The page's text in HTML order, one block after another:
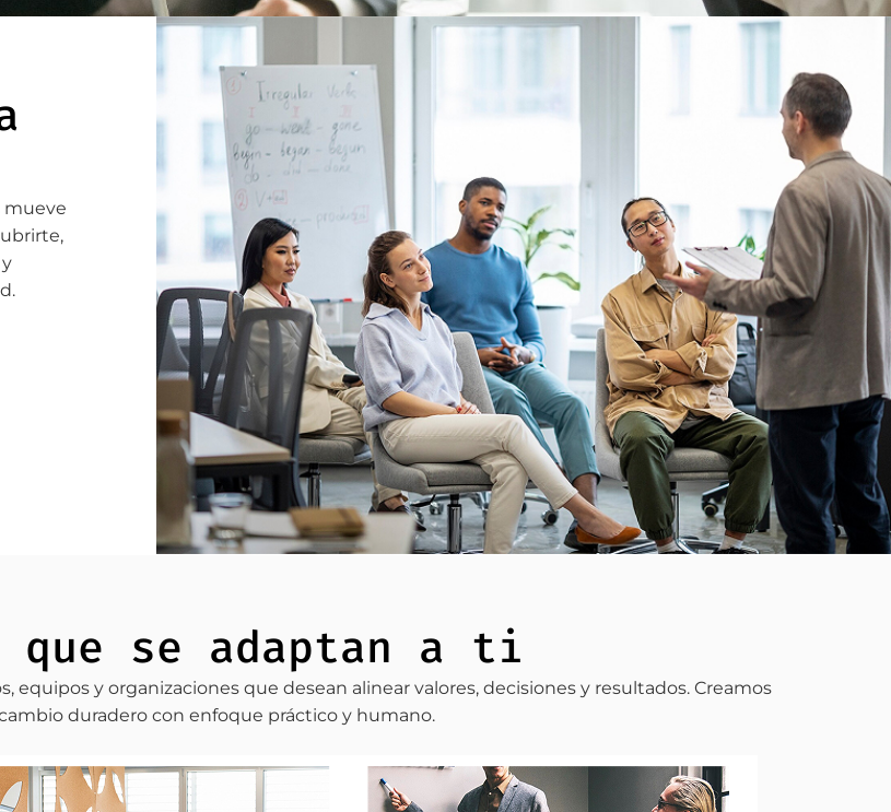
mueve
que se adaptan a ti
y organizaciones que desean alinear valores, decisiones y resultados. Creamos
duradero con enfoque práctico y humano.